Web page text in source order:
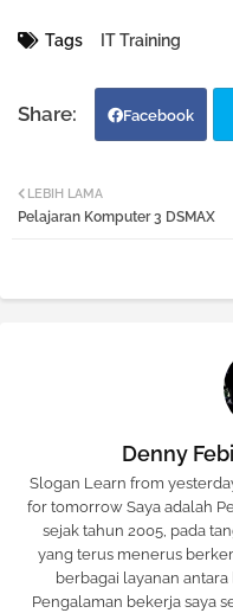
Tags IT Training
Facebook
LEBIH LAMA
Pelajaran Komputer 3 DSMAX
Denny
Slogan Learn from
for tomorrow Saya adalah
sejak tahun 2005, pada
yang terus menerus
berbagai layanan
Pengalaman bekerja saya